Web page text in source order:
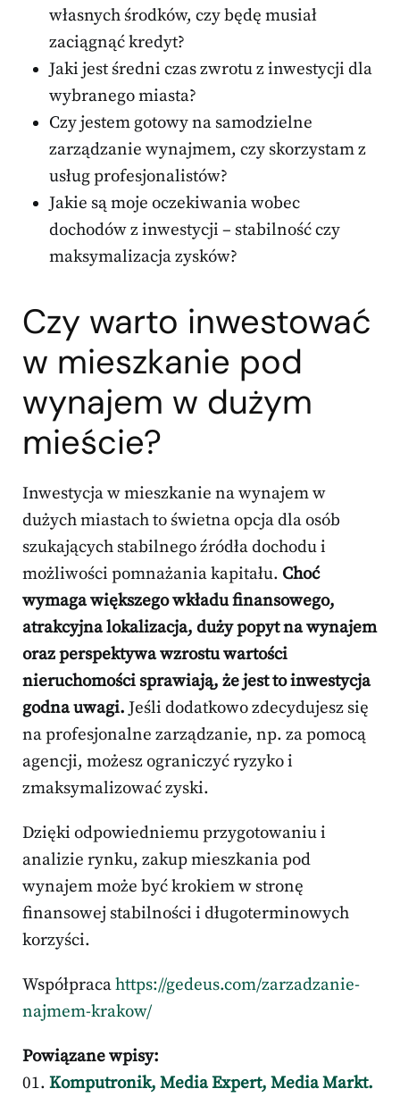
własnych środków, czy będę musiał
zaciągnąć kredyt?
Jaki jest średni czas zwrotu z inwestycji dla
wybranego miasta?
Czy jestem gotowy na samodzielne
zarządzanie wynajmem, czy skorzystam z
usług profesjonalistów?
Jakie są moje oczekiwania wobec
dochodów z inwestycji – stabilność czy
maksymalizacja zysków?
Czy warto inwestować
w mieszkanie pod
wynajem w dużym
mieście?
Inwestycja w mieszkanie na wynajem w
dużych miastach to świetna opcja dla osób
szukających stabilnego źródła dochodu i
możliwości pomnażania kapitału. Choć
wymaga większego wkładu finansowego,
atrakcyjna lokalizacja, duży popyt na wynajem
oraz perspektywa wzrostu wartości
nieruchomości sprawiają, że jest to inwestycja
godna uwagi. Jeśli dodatkowo zdecydujesz się
na profesjonalne zarządzanie, np. za pomocą
agencji, możesz ograniczyć ryzyko i
zmaksymalizować zyski.
Dzięki odpowiedniemu przygotowaniu i
analizie rynku, zakup mieszkania pod
wynajem może być krokiem w stronę
finansowej stabilności i długoterminowych
korzyści.
Współpracahttps://gedeus.com/zarzadzanie-
najmem-krakow/
Powiązane wpisy:
Komputronik, Media Expert, Media Markt.